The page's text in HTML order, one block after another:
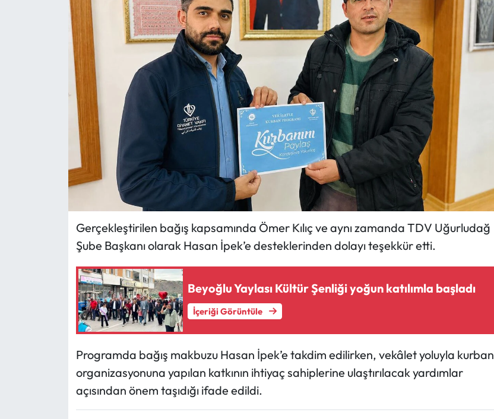
Gerçekleştirilen bağış kapsamında Ömer Kılıç ve aynı zamanda TDV Uğurludağ
Şube Başkanı olarak Hasan İpek’e desteklerinden dolayı teşekkür etti.
Beyoğlu Yaylası Kültür Şenliği yoğun katılımla başladı
İçeriği Görüntüle
Programda bağış makbuzu Hasan İpek’e takdim edilirken, vekâlet yoluyla kurban
organizasyonuna yapılan katkının ihtiyaç sahiplerine ulaştırılacak yardımlar
açısından önem taşıdığı ifade edildi.
Ekonomi
İskilip Haberleri
Kargı Haberleri
Kimdir?
Laçin Haberleri
Mecitözü Haberleri
Oğuzlar Haberleri
Ortaköy Haberleri
Osmancık Haberleri